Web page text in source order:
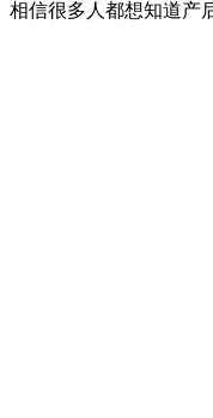
相信很多人都想知道产